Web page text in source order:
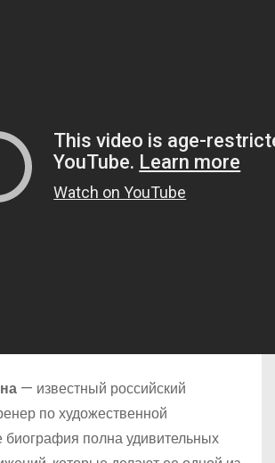
— известный российский
по художественной
биография полна удивительных